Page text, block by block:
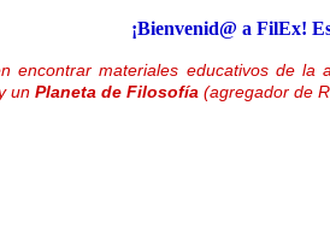
¡Bienvenid@ a FilEx!
materiales educativos de la
un Planeta de Filosofía (agregador de